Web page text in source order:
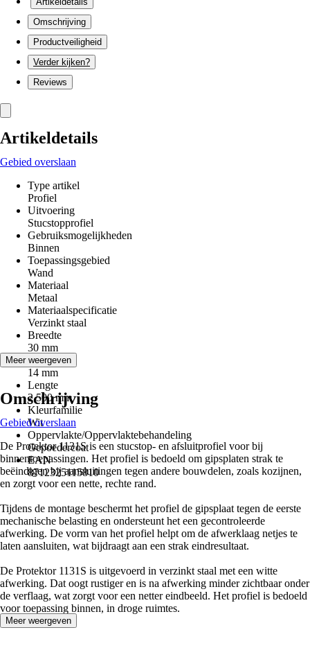
Omschrijving
Productveiligheid
Verder kijken?
Reviews
Artikeldetails
Gebied overslaan
Type artikel
Profiel
Uitvoering
Stucstopprofiel
Gebruiksmogelijkheden
Binnen
Toepassingsgebied
Wand
Materiaal
Metaal
Materiaalspecificatie
Verzinkt staal
Breedte
30 mm
Hoogte
14 mm
Lengte
2.500 mm
Kleurfamilie
Wit
Oppervlakte/Oppervlaktebehandeling
Gepoedercoat
EAN
8712325115810
Meer weergeven
Omschrijving
Gebied overslaan
De Protektor 1131S is een stucstop- en afsluitprofiel voor bij
binnentoepassingen. Het profiel is bedoeld om gipsplaten strak te
beëindigen bij aansluitingen tegen andere bouwdelen, zoals kozijnen,
en zorgt voor een nette, rechte rand.
Tijdens de montage beschermt het profiel de gipsplaat tegen de eerste
mechanische belasting en ondersteunt het een gecontroleerde
afwerking. De vorm van het profiel helpt om de afwerklaag netjes te
laten aansluiten, wat bijdraagt aan een strak eindresultaat.
De Protektor 1131S is uitgevoerd in verzinkt staal met een witte
afwerking. Dat oogt rustiger en is na afwerking minder zichtbaar onder
de verflaag, wat zorgt voor een netter eindbeeld. Het profiel is bedoeld
voor toepassing binnen, in droge ruimtes.
Meer weergeven